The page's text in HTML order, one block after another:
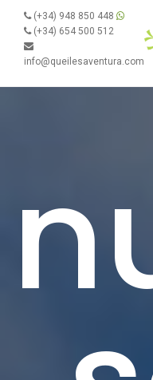
(+34) 948 850 448
(+34) 654 500 512
info@queilesaventura.com